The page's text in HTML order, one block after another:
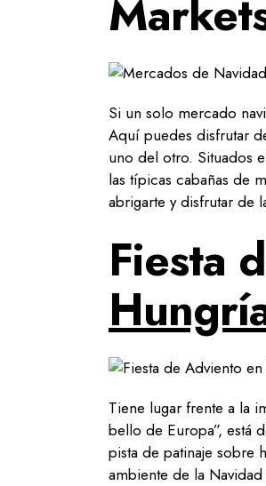
Si un solo mercado
Aquí puedes disfrutar
uno del otro. Situados
las típicas cabañas de
abrigarte y disfrutar de
Fiesta
Tiene lugar frente a la
bello de Europa”, está
pista de patinaje sobre
ambiente de la